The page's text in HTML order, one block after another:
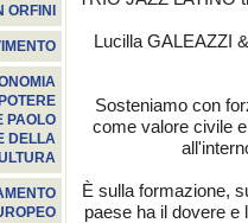
ORFINI
PAOLO
DELLA
Lucilla GALEAZZI
Sosteniamo con
come valore civile
È sulla formazione,
paese ha il dovere e